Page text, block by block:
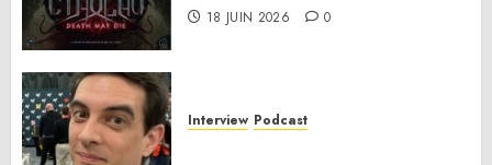
18 JUIN 2026 0
Interview Podcast